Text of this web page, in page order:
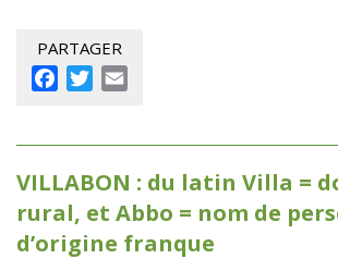
PARTAGER
FacebookTwitter
VILLABON : du latin Villa =
rural, et Abbo = nom de
d’origine franque